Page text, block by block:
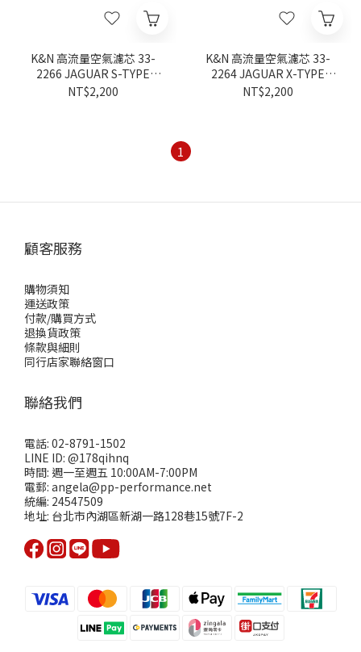
K&N 高流量空氣濾芯 33-
2266 JAGUAR S-TYPE
1999-2008
NT$2,200
K&N 高流量空氣濾芯 33-
2264 JAGUAR X-TYPE
2001-2010
NT$2,200
1
顧客服務
購物須知
運送政策
付款/購買方式
退換貨政策
條款與細則
同行店家聯絡窗口
聯絡我們
電話: 02-8791-1502
LINE ID: @178qihnq
時間: 週一至週五 10:00AM-7:00PM
電郵: angela@pp-performance.net
統編: 24547509
地址: 台北市內湖區新湖一路128巷15號7F-2